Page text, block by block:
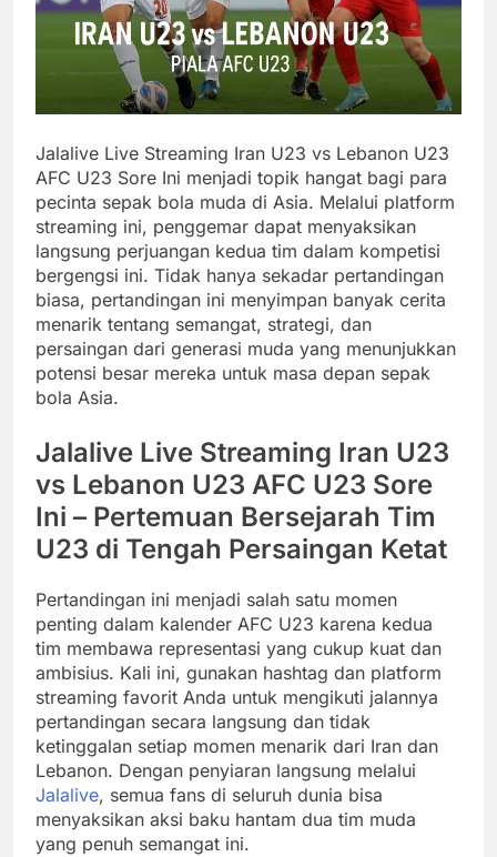
Jalalive Live Streaming Iran U23 vs Lebanon U23
AFC U23 Sore Ini menjadi topik hangat bagi para
pecinta sepak bola muda di Asia. Melalui platform
streaming ini, penggemar dapat menyaksikan
langsung perjuangan kedua tim dalam kompetisi
bergengsi ini. Tidak hanya sekadar pertandingan
biasa, pertandingan ini menyimpan banyak cerita
menarik tentang semangat, strategi, dan
persaingan dari generasi muda yang menunjukkan
potensi besar mereka untuk masa depan sepak
bola Asia.
Jalalive Live Streaming Iran U23
vs Lebanon U23 AFC U23 Sore
Ini – Pertemuan Bersejarah Tim
U23 di Tengah Persaingan Ketat
Pertandingan ini menjadi salah satu momen
penting dalam kalender AFC U23 karena kedua
tim membawa representasi yang cukup kuat dan
ambisius. Kali ini, gunakan hashtag dan platform
streaming favorit Anda untuk mengikuti jalannya
pertandingan secara langsung dan tidak
ketinggalan setiap momen menarik dari Iran dan
Lebanon. Dengan penyiaran langsung melalui
Jalalive, semua fans di seluruh dunia bisa
menyaksikan aksi baku hantam dua tim muda
yang penuh semangat ini.